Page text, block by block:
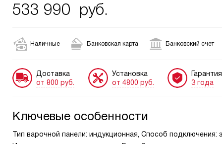
533 990 руб.
Наличные Банковская карта Банковский счет
Доставка
от 800 руб.
Установка
от 4800 руб.
Гарантия
3 года
Ключевые особенности
Тип варочной панели: индукционная, Способ подключения: